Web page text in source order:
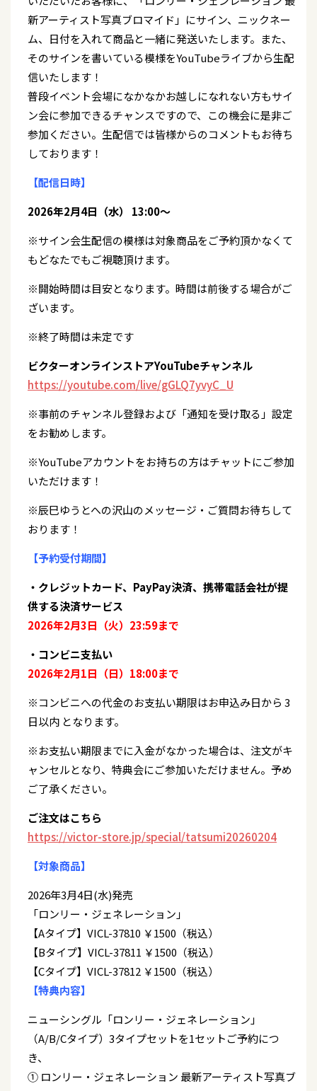
新アーティスト写真ブロマイド」にサイン、ニックネー
ム、日付を入れて商品と一緒に発送いたします。また、
そのサインを書いている模様をYouTubeライブから生配
信いたします！
普段イベント会場になかなかお越しになれない方もサイ
ン会に参加できるチャンスですので、この機会に是非ご
参加ください。生配信では皆様からのコメントもお待ち
しております！
【配信日時】
2026年2月4日（水） 13:00～
※サイン会生配信の模様は対象商品をご予約頂かなくて
もどなたでもご視聴頂けます。
※開始時間は目安となります。時間は前後する場合がご
ざいます。
※終了時間は未定です
ビクターオンラインストアYouTubeチャンネル
https://youtube.com/live/gGLQ7yvyC_U
※事前のチャンネル登録および「通知を受け取る」設定
をお勧めします。
※YouTubeアカウントをお持ちの方はチャットにご参加
いただけます！
※辰巳ゆうとへの沢山のメッセージ・ご質問お待ちして
おります！
【予約受付期間】
・クレジットカード、PayPay決済、携帯電話会社が提
供する決済サービス
2026年2月3日（火）23:59まで
・コンビニ支払い
2026年2月1日（日）18:00まで
※コンビニへの代金のお支払い期限はお申込み日から 3
日以内 となります。
※お支払い期限までに入金がなかった場合は、注文がキ
ャンセルとなり、特典会にご参加いただけません。予め
ご了承ください。
ご注文はこちら
https://victor-store.jp/special/tatsumi20260204
【対象商品】
2026年3月4日(水)発売
「ロンリー・ジェネレーション」
【Aタイプ】VICL-37810 ￥1500（税込）
【Bタイプ】VICL-37811 ￥1500（税込）
【Cタイプ】VICL-37812 ￥1500（税込）
【特典内容】
ニューシングル「ロンリー・ジェネレーション」
（A/B/Cタイプ）3タイプセットを1セットご予約につ
き、
① ロンリー・ジェネレーション 最新アーティスト写真ブ